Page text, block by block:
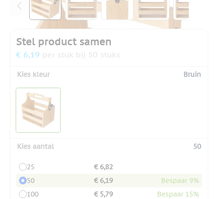
Stel product samen
€ 6,19 per stuk bij 50 stuks
Kies kleur Bruin
Kies aantal 50
25
€ 6,82
50
€ 6,19
Bespaar 9%
100
€ 5,79
Bespaar 15%